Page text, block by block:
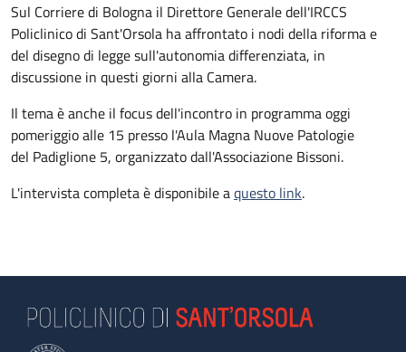
Sul Corriere di Bologna il Direttore Generale dell'IRCCS
Policlinico di Sant'Orsola ha affrontato i nodi della riforma e
del disegno di legge sull'autonomia differenziata, in
discussione in questi giorni alla Camera.
Il tema è anche il focus dell'incontro in programma oggi
pomeriggio alle 15 presso l'Aula Magna Nuove Patologie
del Padiglione 5, organizzato dall'Associazione Bissoni.
L'intervista completa è disponibile aquesto link.